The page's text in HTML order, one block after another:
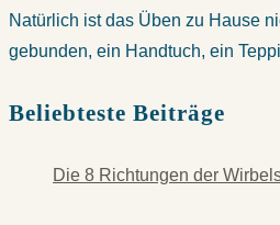
Natürlich ist das Üben zu Hause
gebunden, ein Handtuch, ein
Beliebteste Beiträge
Die 8 Richtungen der